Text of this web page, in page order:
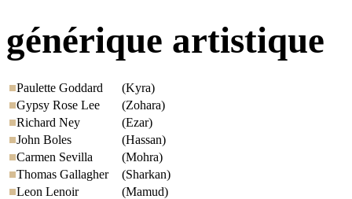
générique artistique
Paulette Goddard
(Kyra)
Gypsy Rose Lee
(Zohara)
Richard Ney
(Ezar)
John Boles
(Hassan)
Carmen Sevilla
(Mohra)
Thomas Gallagher
(Sharkan)
Leon Lenoir
(Mamud)